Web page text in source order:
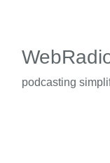
podcasting